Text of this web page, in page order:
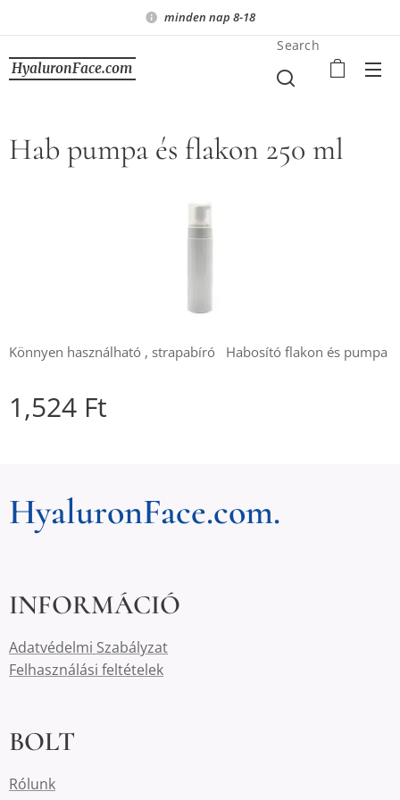
minden nap 8-18
HyaluronFace.com
Search
Hab pumpa és flakon 250 ml
Könnyen használható , strapabíró Habosító flakon és pumpa
1,524 Ft
HyaluronFace.com.
INFORMÁCIÓ
Adatvédelmi Szabályzat
Felhasználási feltételek
BOLT
Rólunk